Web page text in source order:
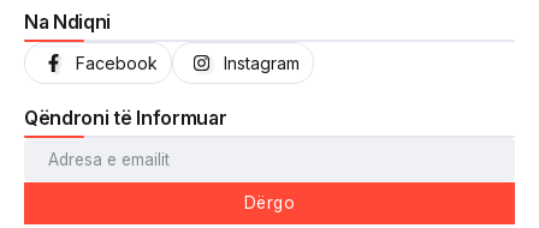
Na Ndiqni
Facebook Instagram
Qëndroni të Informuar
Dërgo